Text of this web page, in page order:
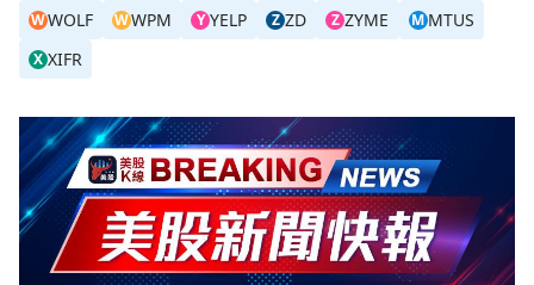
WWOLF WWPM Y YELP Z ZD Z ZYME MMTUS
X XIFR